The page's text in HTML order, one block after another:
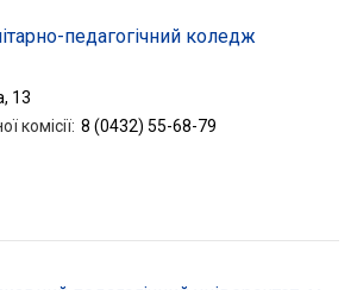
педагогічний коледж
13
комісії: 8 (0432) 55-68-79